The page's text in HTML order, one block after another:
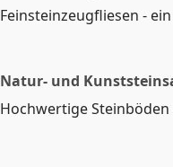
Feinsteinzeugfliesen -
Natur- und
Hochwertige